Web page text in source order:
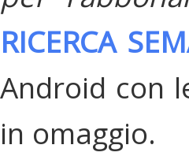
RICERCA
Android con
in omaggio.